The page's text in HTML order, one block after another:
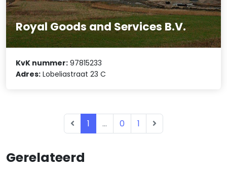
Gerelateerd
Royal Goods and Services B.V.
KvK nummer: 97815233
Adres: Lobeliastraat 23 C
1 ... 0 1